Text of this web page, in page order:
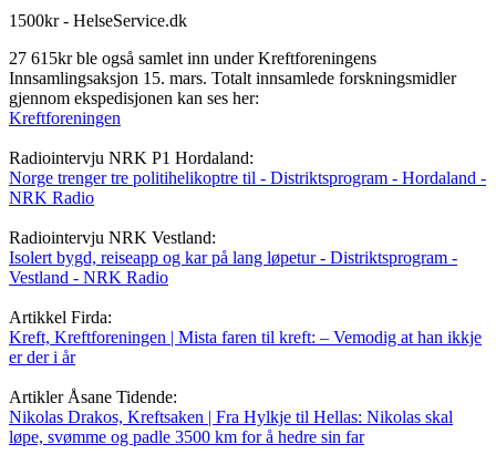
1500kr - HelseService.dk
27 615kr ble også samlet inn under Kreftforeningens
Innsamlingsaksjon 15. mars. Totalt innsamlede forskningsmidler
gjennom ekspedisjonen kan ses her:
Kreftforeningen
Radiointervju NRK P1 Hordaland:
Norge trenger tre politihelikoptre til - Distriktsprogram - Hordaland -
NRK Radio
Radiointervju NRK Vestland:
Isolert bygd, reiseapp og kar på lang løpetur - Distriktsprogram -
Vestland - NRK Radio
Artikkel Firda:
Kreft, Kreftforeningen | Mista faren til kreft: – Vemodig at han ikkje
er der i år
Artikler Åsane Tidende:
Nikolas Drakos, Kreftsaken | Fra Hylkje til Hellas: Nikolas skal
løpe, svømme og padle 3500 km for å hedre sin far